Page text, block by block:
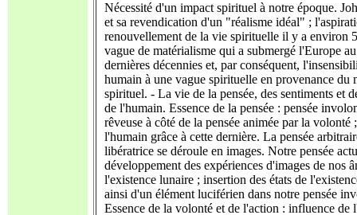
Nécessité d'un impact spirituel à notre époque.
et sa revendication d'un "réalisme idéal" ;
renouvellement de la vie spirituelle il y a environ
vague de matérialisme qui a submergé l'Europe
dernières décennies et, par conséquent,
humain à une vague spirituelle en provenance du
spirituel. - La vie de la pensée, des sentiments et
de l'humain. Essence de la pensée : pensée
rêveuse à côté de la pensée animée par la volonté
l'humain grâce à cette dernière. La pensée
libératrice se déroule en images. Notre pensée
développement des expériences d'images de nos
l'existence lunaire ; insertion des états de
ainsi d'un élément luciférien dans notre pensée
Essence de la volonté et de l'action : influence de